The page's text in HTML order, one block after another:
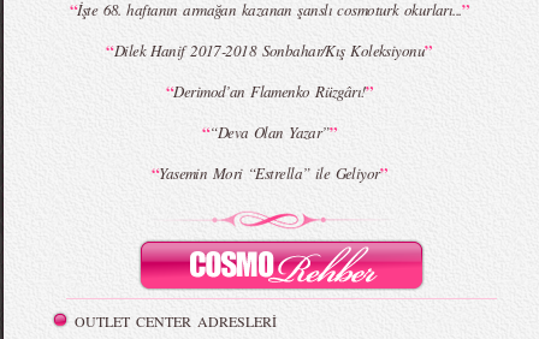
“İşte 68. haftanın armağan kazanan şanslı cosmoturk okurları...”
“Dilek Hanif 2017-2018 Sonbahar/Kış Koleksiyonu”
“Derimod’an Flamenko Rüzgârı!”
““Deva Olan Yazar””
“Yasemin Mori “Estrella” ile Geliyor”
OUTLET CENTER ADRESLERİ